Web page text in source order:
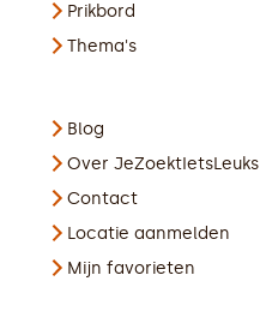
Prikbord
Thema's
Blog
Over JeZoektIetsLeuks
Contact
Locatie aanmelden
Mijn favorieten